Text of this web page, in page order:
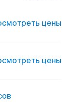
цены
цены